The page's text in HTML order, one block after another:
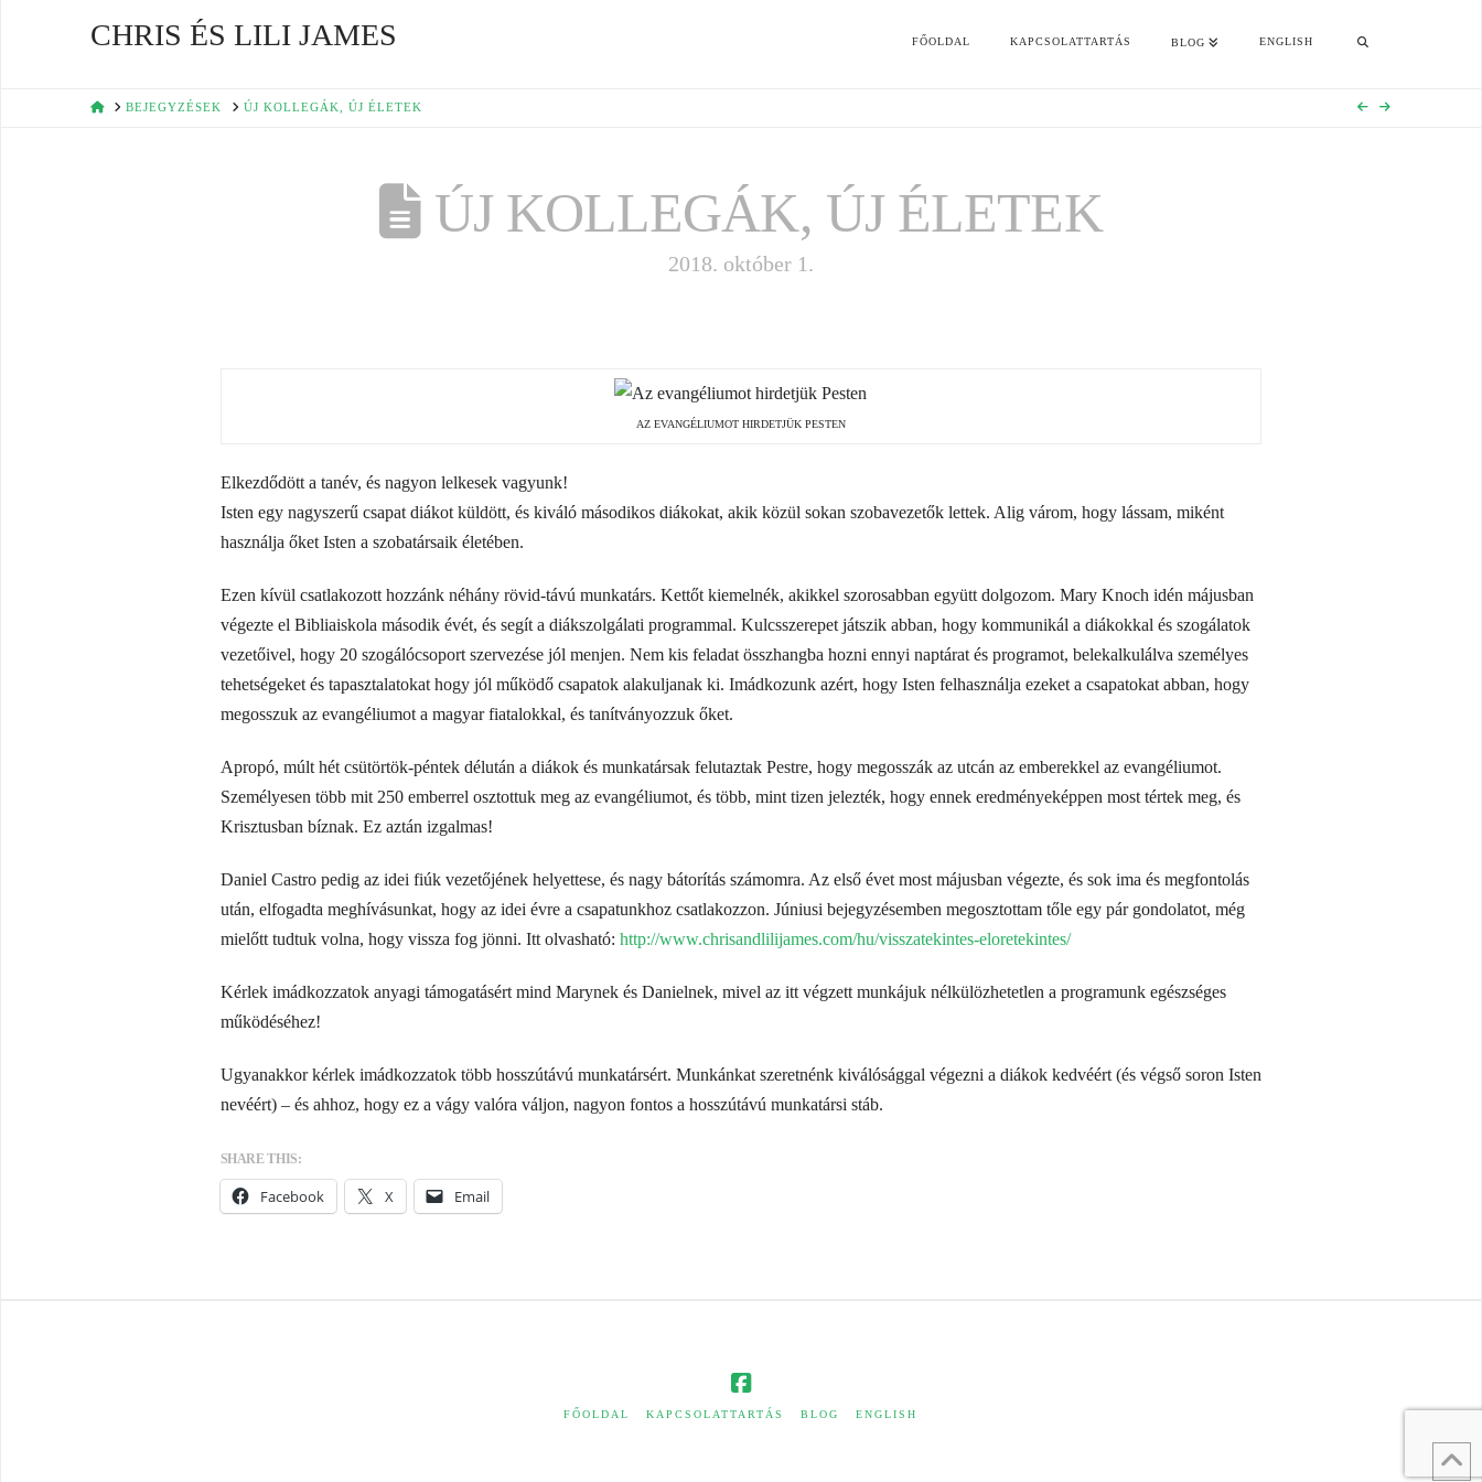
CHRIS ÉS LILI JAMES FŐOLDAL KAPCSOLATTARTÁS BLOG ENGLISH
HOMEBEJEGYZÉSEK ÚJ KOLLEGÁK, ÚJ ÉLETEK
ÚJ KOLLEGÁK, ÚJ ÉLETEK
2018. október 1.
AZ EVANGÉLIUMOT HIRDETJÜK PESTEN
Elkezdődött a tanév, és nagyon lelkesek vagyunk!
Isten egy nagyszerű csapat diákot küldött, és kiváló másodikos diákokat, akik közül sokan szobavezetők lettek. Alig várom, hogy lássam, miként
használja őket Isten a szobatársaik életében.
Ezen kívül csatlakozott hozzánk néhány rövid-távú munkatárs. Kettőt kiemelnék, akikkel szorosabban együtt dolgozom. Mary Knoch idén májusban
végezte el Bibliaiskola második évét, és segít a diákszolgálati programmal. Kulcsszerepet játszik abban, hogy kommunikál a diákokkal és szogálatok
vezetőivel, hogy 20 szogálócsoport szervezése jól menjen. Nem kis feladat összhangba hozni ennyi naptárat és programot, belekalkulálva személyes
tehetségeket és tapasztalatokat hogy jól működő csapatok alakuljanak ki. Imádkozunk azért, hogy Isten felhasználja ezeket a csapatokat abban, hogy
megosszuk az evangéliumot a magyar fiatalokkal, és tanítványozzuk őket.
Apropó, múlt hét csütörtök-péntek délután a diákok és munkatársak felutaztak Pestre, hogy megosszák az utcán az emberekkel az evangéliumot.
Személyesen több mit 250 emberrel osztottuk meg az evangéliumot, és több, mint tizen jelezték, hogy ennek eredményeképpen most tértek meg, és
Krisztusban bíznak. Ez aztán izgalmas!
Daniel Castro pedig az idei fiúk vezetőjének helyettese, és nagy bátorítás számomra. Az első évet most májusban végezte, és sok ima és megfontolás
után, elfogadta meghívásunkat, hogy az idei évre a csapatunkhoz csatlakozzon. Júniusi bejegyzésemben megosztottam tőle egy pár gondolatot, még
mielőtt tudtuk volna, hogy vissza fog jönni. Itt olvasható: http://www.chrisandlilijames.com/hu/visszatekintes-eloretekintes/
Kérlek imádkozzatok anyagi támogatásért mind Marynek és Danielnek, mivel az itt végzett munkájuk nélkülözhetetlen a programunk egészséges
működéséhez!
Ugyanakkor kérlek imádkozzatok több hosszútávú munkatársért. Munkánkat szeretnénk kiválósággal végezni a diákok kedvéért (és végső soron Isten
nevéért) – és ahhoz, hogy ez a vágy valóra váljon, nagyon fontos a hosszútávú munkatársi stáb.
SHARE THIS:
Facebook X Email
FŐOLDAL KAPCSOLATTARTÁS BLOG ENGLISH